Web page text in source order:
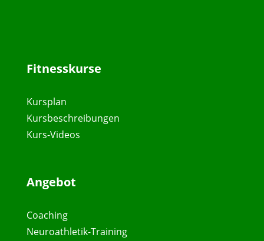
Fitnesskurse
Kursplan
Kursbeschreibungen
Kurs-Videos
Angebot
Coaching
Neuroathletik-Training